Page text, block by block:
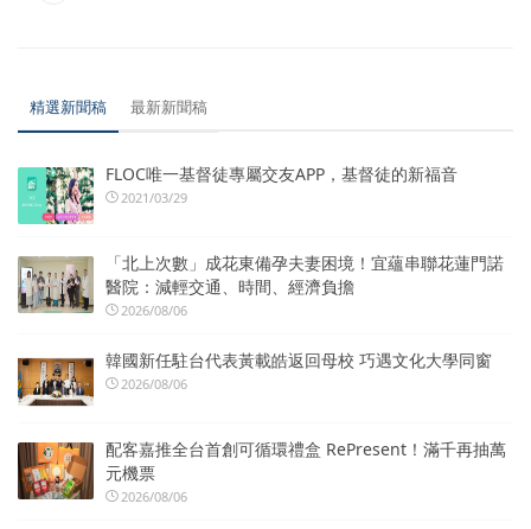
精選新聞稿 最新新聞稿
FLOC唯一基督徒專屬交友APP，基督徒的新福音
2021/03/29
「北上次數」成花東備孕夫妻困境！宜蘊串聯花蓮門諾
醫院：減輕交通、時間、經濟負擔
2026/08/06
韓國新任駐台代表黃載皓返回母校 巧遇文化大學同窗
2026/08/06
配客嘉推全台首創可循環禮盒 RePresent！滿千再抽萬
元機票
2026/08/06